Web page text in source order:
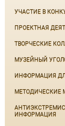
УЧАСТИЕ В
ПРОЕКТНАЯ
ТВОРЧЕСКИЕ
МУЗЕЙНЫЙ
ИНФОРМАЦИЯ
МЕТОДИЧЕСКИЕ
ИНФОРМАЦИЯ